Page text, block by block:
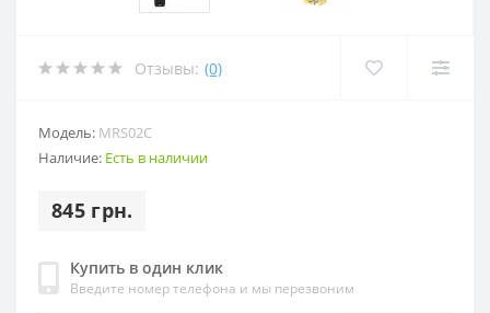
Отзывы: (0)
Модель: MRS02C
Наличие: Есть в наличии
845 грн.
Купить в один клик
Введите номер телефона и мы перезвоним